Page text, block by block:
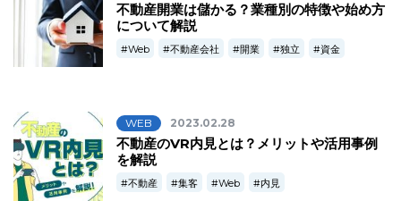
不動産開業は儲かる？業種別の特徴や始め方
について解説
Web 不動産会社 開業 独立 資金
WEB 2023.02.28
不動産のVR内見とは？メリットや活用事例
を解説
不動産 集客 Web 内見